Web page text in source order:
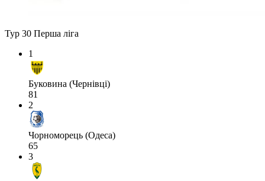
Тур 30 Перша ліга
1
Буковина (Чернівці)
81
2
Чорноморець (Одеса)
65
3